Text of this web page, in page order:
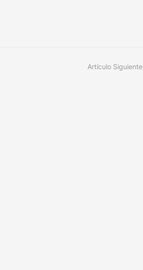
Artículo Siguiente